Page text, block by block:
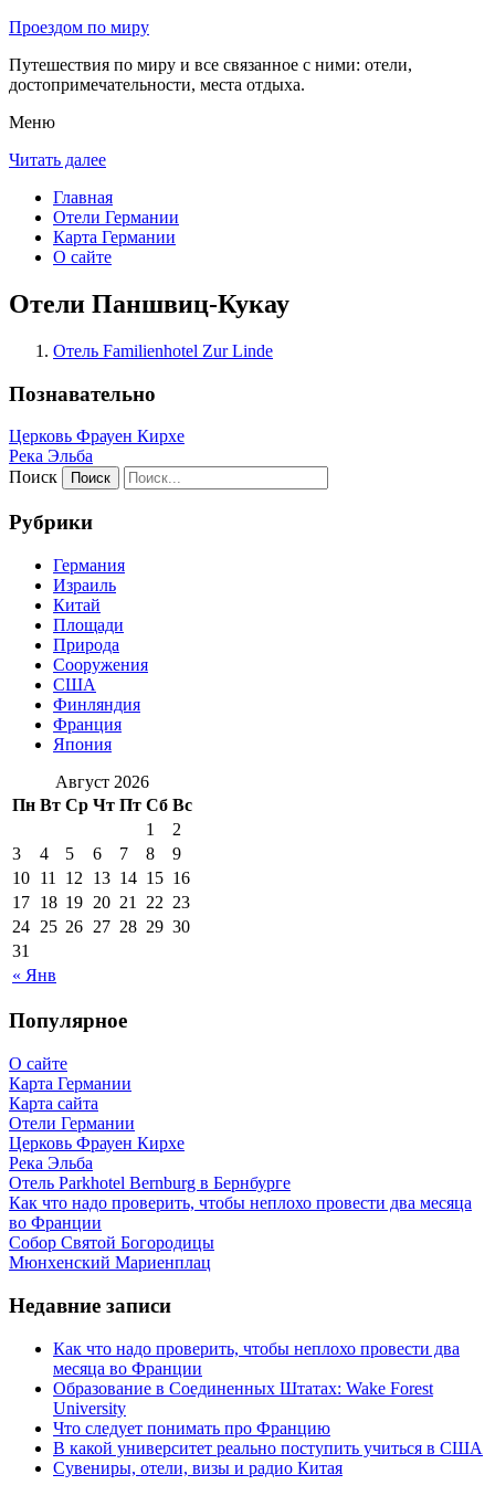
Проездом по миру
Путешествия по миру и все связанное с ними: отели,
достопримечательности, места отдыха.
Меню
Читать далее
Главная
Отели Германии
Карта Германии
О сайте
Отели Паншвиц-Кукау
Отель Familienhotel Zur Linde
Познавательно
Церковь Фрауен Кирхе
Река Эльба
Поиск
Рубрики
Германия
Израиль
Китай
Площади
Природа
Сооружения
США
Финляндия
Франция
Япония
Август 2026
Пн Вт Ср Чт Пт Сб Вс
« Янв
1
2
3
4 5 6 7 8
9
10 11 12 13 14 15 16
17 18 19 20 21 22 23
24 25 26 27 28 29 30
31
Популярное
О сайте
Карта Германии
Карта сайта
Отели Германии
Церковь Фрауен Кирхе
Река Эльба
Отель Parkhotel Bernburg в Бернбурге
Как что надо проверить, чтобы неплохо провести два месяца
во Франции
Собор Святой Богородицы
Мюнхенский Мариенплац
Недавние записи
Как что надо проверить, чтобы неплохо провести два
месяца во Франции
Образование в Соединенных Штатах: Wake Forest
University
Что следует понимать про Францию
В какой университет реально поступить учиться в США
Сувениры, отели, визы и радио Китая